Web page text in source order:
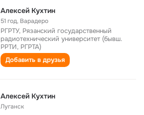
Алексей Кухтин
51 год, Варадеро
РГРТУ, Рязанский государственный
радиотехнический университет (бывш.
РРТИ, РГРТА)
Добавить в друзья
Алексей Кухтин
Луганск